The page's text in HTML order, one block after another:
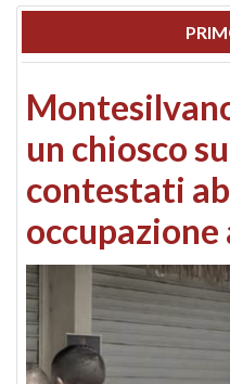
un chiosco
contestati
occupazione